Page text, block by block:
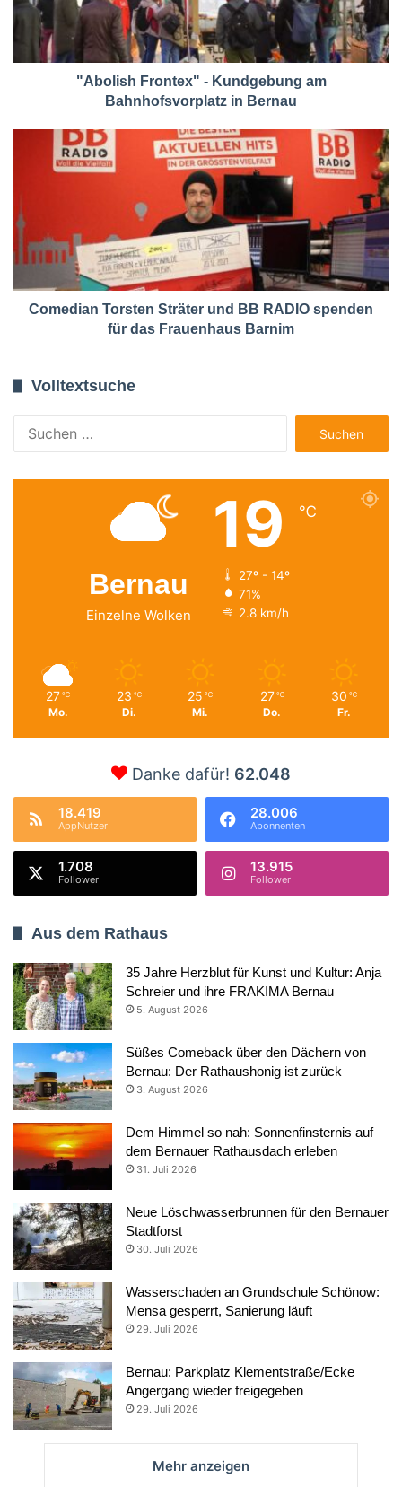
"Abolish Frontex" - Kundgebung am
Bahnhofsvorplatz in Bernau
Comedian Torsten Sträter und BB RADIO spenden
für das Frauenhaus Barnim
Volltextsuche
nach:
Bernau
Einzelne Wolken
19 ℃
27º - 14º
71%
2.8 km/h
27 ℃
Mo.
23 ℃
Di.
25 ℃
Mi.
27 ℃
Do.
30 ℃
Fr.
Danke dafür! 62.048
18.419
AppNutzer
28.006
Abonnenten
1.708
Follower
13.915
Follower
Aus dem Rathaus
35 Jahre Herzblut für Kunst und Kultur: Anja
Schreier und ihre FRAKIMA Bernau
5. August 2026
Süßes Comeback über den Dächern von
Bernau: Der Rathaushonig ist zurück
3. August 2026
Dem Himmel so nah: Sonnenfinsternis auf
dem Bernauer Rathausdach erleben
31. Juli 2026
Neue Löschwasserbrunnen für den Bernauer
Stadtforst
30. Juli 2026
Wasserschaden an Grundschule Schönow:
Mensa gesperrt, Sanierung läuft
29. Juli 2026
Bernau: Parkplatz Klementstraße/Ecke
Angergang wieder freigegeben
29. Juli 2026
Mehr anzeigen